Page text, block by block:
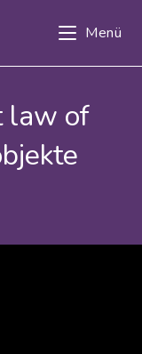
Menü
law of